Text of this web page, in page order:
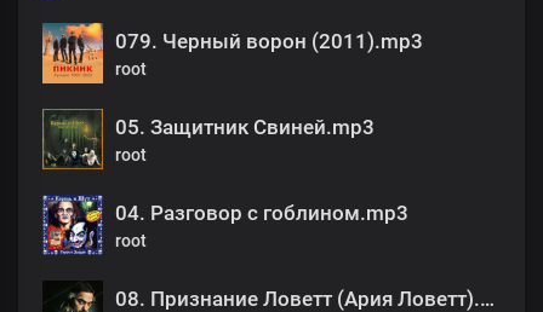
079. Черный ворон (2011).mp3
root
05. Защитник Свиней.mp3
root
04. Разговор с гоблином.mp3
root
08. Признание Ловетт (Ария Ловетт).mp3